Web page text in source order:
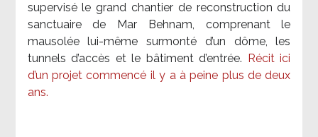
supervisé le grand chantier de reconstruction du
sanctuaire de Mar Behnam, comprenant le
mausolée lui-même surmonté d’un dôme, les
tunnels d’accès et le bâtiment d’entrée.
Récit ici
d’un projet commencé il y a à peine plus de deux
ans.